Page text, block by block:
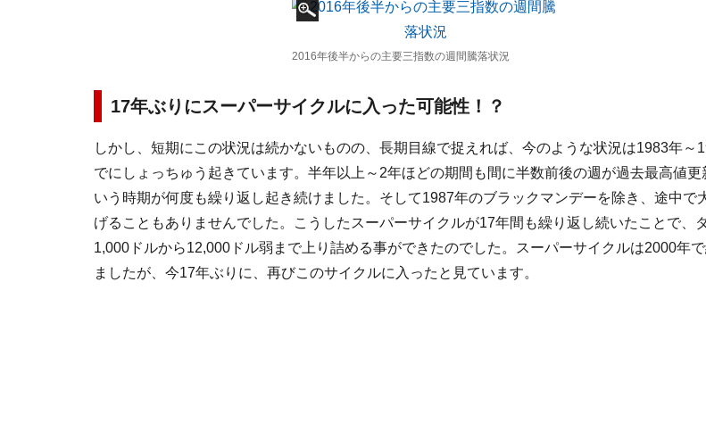
2016年後半からの主要三指数の週間騰落状況
17年ぶりにスーパーサイクルに入った可能性！？
しかし、短期にこの状況は続かないものの、長期目線で捉えれば、今のような状況は1983年～
でにしょっちゅう起きています。半年以上～2年ほどの期間も間に半数前後の週が過去最高値更
いう時期が何度も繰り返し起き続けました。そして1987年のブラックマンデーを除き、途中で
げることもありませんでした。こうしたスーパーサイクルが17年間も繰り返し続いたことで、
1,000ドルから12,000ドル弱まで上り詰める事ができたのでした。スーパーサイクルは2000年
ましたが、今17年ぶりに、再びこのサイクルに入ったと見ています。